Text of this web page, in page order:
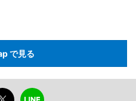
で見る